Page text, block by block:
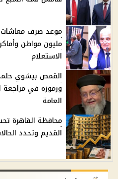
مليون مواطن
الاستعلام
القمص بيشوي
ورموزه في مراجعة
العامة
محافظة القاهرة
القديم وتحدد